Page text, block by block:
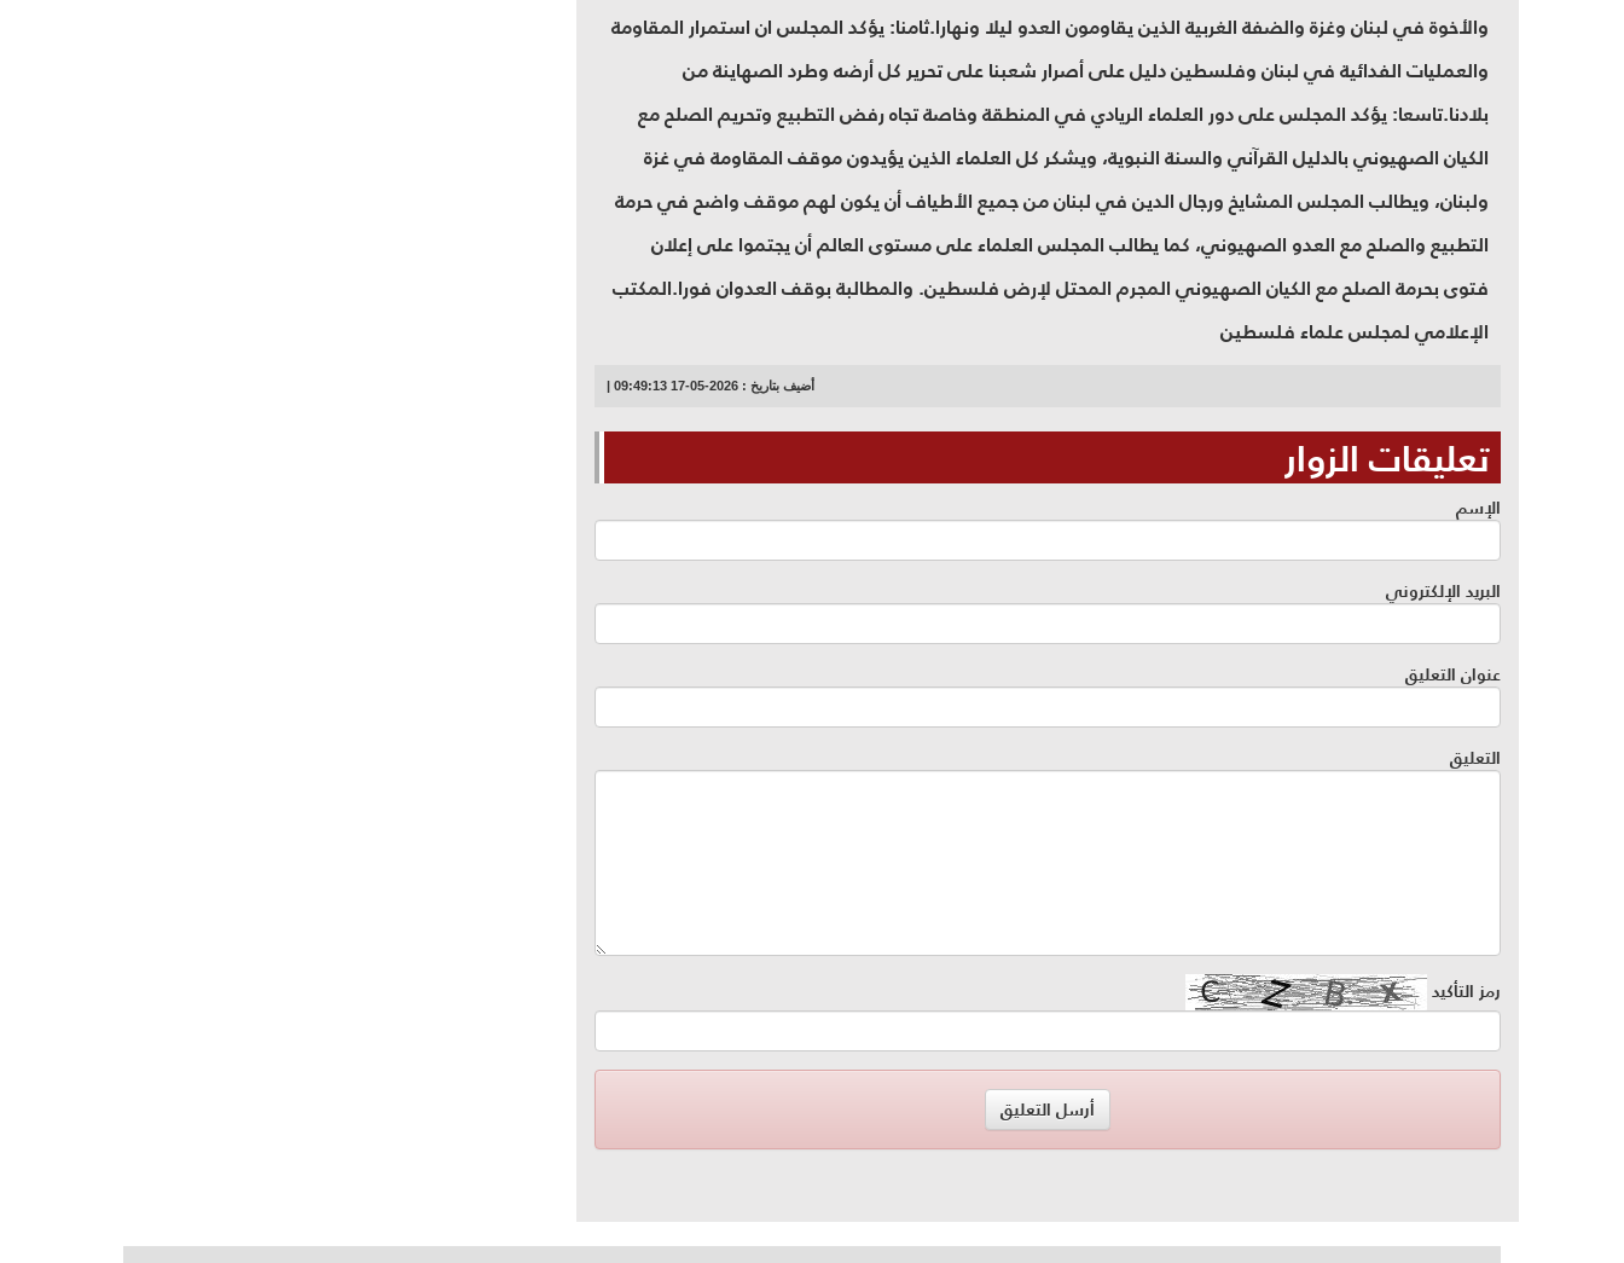
والأخوة في لبنان وغزة والضفة الغربية الذين يقاومون العدو ليلا ونهارا.ثامنا: يؤكد المجلس ان استمرار المقاومة
والعمليات الفدائية في لبنان وفلسطين دليل على أصرار شعبنا على تحرير كل أرضه وطرد الصهاينة من
بلادنا.تاسعا: يؤكد المجلس على دور العلماء الريادي في المنطقة وخاصة تجاه رفض التطبيع وتحريم الصلح مع
الكيان الصهيوني بالدليل القرآني والسنة النبوية، ويشكر كل العلماء الذين يؤيدون موقف المقاومة في غزة
ولبنان، ويطالب المجلس المشايخ ورجال الدين في لبنان من جميع الأطياف أن يكون لهم موقف واضح في حرمة
التطبيع والصلح مع العدو الصهيوني، كما يطالب المجلس العلماء على مستوى العالم أن يجتموا على إعلان
فتوى بحرمة الصلح مع الكيان الصهيوني المجرم المحتل لإرض فلسطين. والمطالبة بوقف العدوان فورا.المكتب
الإعلامي لمجلس علماء فلسطين
أضيف بتاريخ : 2026-05-17 09:49:13 |
تعليقات الزوار
الإسم
البريد الإلكتروني
عنوان التعليق
التعليق
رمز التأكيد